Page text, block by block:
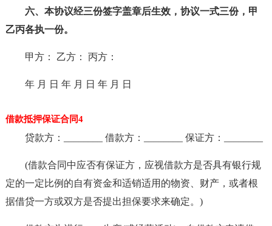
六、本协议经三份签字盖章后生效，协议一式三份，甲
乙丙各执一份。
甲方： 乙方： 丙方：
年 月 日 年 月 日 年 月 日
借款抵押保证合同4
贷款方：________ 借款方：________ 保证方：________
(借款合同中应否有保证方，应视借款方是否具有银行规
定的一定比例的自有资金和适销适用的物资、财产，或者根
据借贷一方或双方是否提出担保要求来确定。)